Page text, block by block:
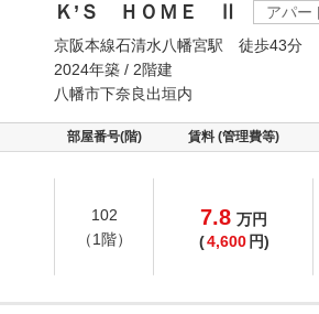
Ｋ’Ｓ ＨＯＭＥ Ⅱ
アパー
京阪本線石清水八幡宮駅 徒歩43分
2024年築 / 2階建
八幡市下奈良出垣内
部屋番号(階) 賃料 (管理費等)
102
（1階）
7.8 万円
(4,600 円)